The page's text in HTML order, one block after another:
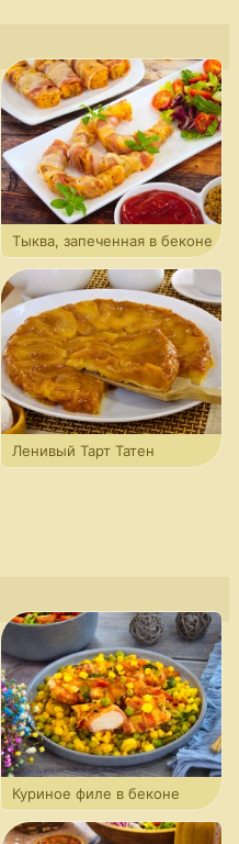
Тыква, запеченная в беконе
Ленивый Тарт Татен
Куриное филе в беконе
с овощами